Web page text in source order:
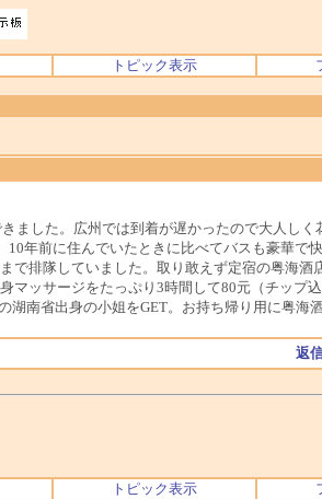
トピック表示
た。広州では到着が遅かったので大人しく
年前に住んでいたときに比べてバスも豪華で
排隊していました。取り敢えず定宿の粤海酒
ッサージをたっぷり3時間して80元（チップ
南省出身の小姐をGET。お持ち帰り用に粤海
返
トピック表示